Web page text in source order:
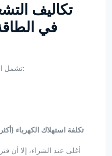
في
تشمل التكلفة الكلية لامتلاك المحرك:
تكلفة استهلاك الكهرباء (أكثر من %90 خلال